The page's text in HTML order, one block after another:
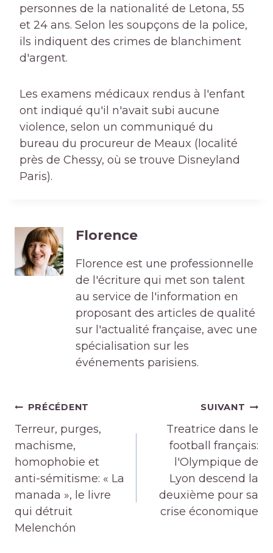
personnes de la nationalité de Letona, 55
et 24 ans. Selon les soupçons de la police,
ils indiquent des crimes de blanchiment
d'argent.
Les examens médicaux rendus à l'enfant
ont indiqué qu'il n'avait subi aucune
violence, selon un communiqué du
bureau du procureur de Meaux (localité
près de Chessy, où se trouve Disneyland
Paris).
Florence
Florence est une professionnelle
de l'écriture qui met son talent
au service de l'information en
proposant des articles de qualité
sur l'actualité française, avec une
spécialisation sur les
événements parisiens.
Navigation
de
l’article
PRÉCÉDENT
Terreur, purges,
machisme,
homophobie et
anti-sémitisme: « La
manada », le livre
qui détruit
Melenchón
SUIVANT
Treatrice dans le
football français:
l'Olympique de
Lyon descend la
deuxième pour sa
crise économique